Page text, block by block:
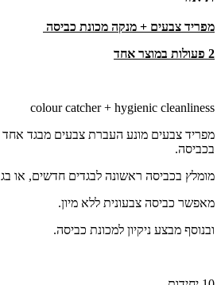
מפריד צבעים + מנקה מכונת כביסה
2 פעולות במוצר אחד
colour catcher + hygienic cleanliness
מפריד צבעים מונע העברת צבעים מבגד
בכביסה.
מומלץ בכביסה ראשונה לבגדים חדשים, או
מאפשר כביסה צבעונית ללא מיון.
ובנוסף מבצע ניקיון למכונת כביסה.